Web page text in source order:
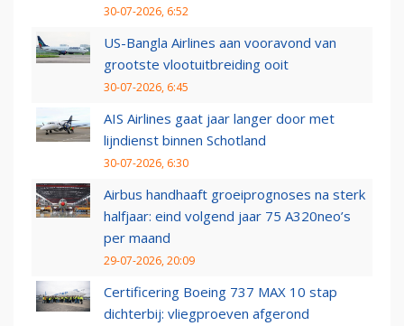
30-07-2026, 6:52
US-Bangla Airlines aan vooravond van
grootste vlootuitbreiding ooit
30-07-2026, 6:45
AIS Airlines gaat jaar langer door met
lijndienst binnen Schotland
30-07-2026, 6:30
Airbus handhaaft groeiprognoses na sterk
halfjaar: eind volgend jaar 75 A320neo’s
per maand
29-07-2026, 20:09
Certificering Boeing 737 MAX 10 stap
dichterbij: vliegproeven afgerond